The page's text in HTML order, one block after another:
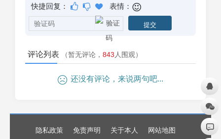
快捷回复： 表情：
评论列表 （暂无评论， 843 人围观）
还没有评论，来说两句吧...
隐私政策 免责声明 关于本人 网站地图